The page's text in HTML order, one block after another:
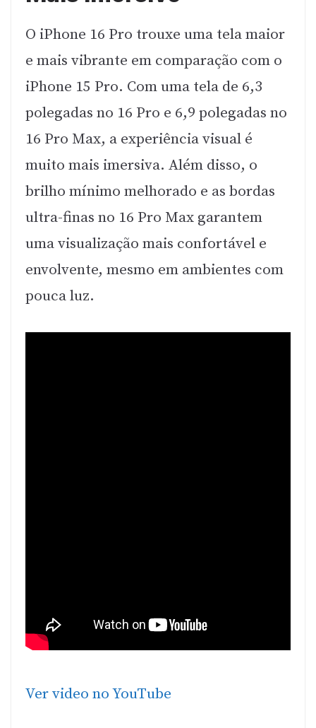
O iPhone 16 Pro trouxe uma tela maior
e mais vibrante em comparação com o
iPhone 15 Pro. Com uma tela de 6,3
polegadas no 16 Pro e 6,9 polegadas no
16 Pro Max, a experiência visual é
muito mais imersiva. Além disso, o
brilho mínimo melhorado e as bordas
ultra-finas no 16 Pro Max garantem
uma visualização mais confortável e
envolvente, mesmo em ambientes com
pouca luz.
Ver video no YouTube